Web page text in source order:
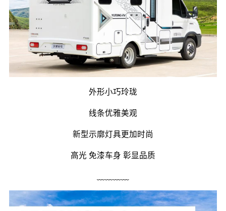
外形小巧玲珑
线条优雅美观
新型示廓灯具更加时尚
高光 免漆车身 彰显品质